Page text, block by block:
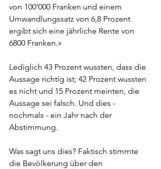
von 100'000 Franken und einem
Umwandlungssatz von 6,8 Prozent
ergibt sich eine jährliche Rente von
6800 Franken.»
Lediglich 43 Prozent wussten, dass die
Aussage richtig ist; 42 Prozent wussten
es nicht und 15 Prozent meinten, die
Aussage sei falsch. Und dies -
nochmals - ein Jahr nach der
Abstimmung.
Was sagt uns dies? Faktisch stimmte
die Bevölkerung über den